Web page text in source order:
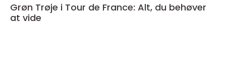
Grøn Trøje i Tour de France: Alt, du behøver
at vide